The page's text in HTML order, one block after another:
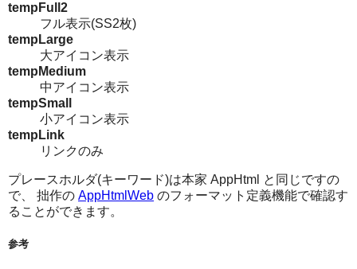
tempFull2
フル表示(SS2枚)
tempLarge
大アイコン表示
tempMedium
中アイコン表示
tempSmall
小アイコン表示
tempLink
リンクのみ
プレースホルダ(キーワード)は本家 AppHtml と同じですの
で、 拙作の AppHtmlWeb のフォーマット定義機能で確認す
ることができます。
参考